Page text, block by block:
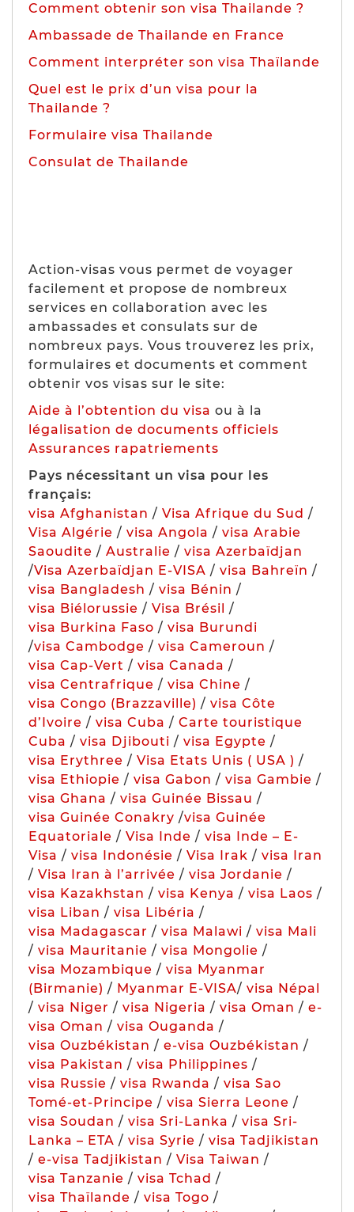
Comment obtenir son visa Thailande ?
Ambassade de Thailande en France
Comment interpréter son visa Thaïlande
Quel est le prix d’un visa pour la
Thailande ?
Formulaire visa Thailande
Consulat de Thailande
Action-visas vous permet de voyager
facilement et propose de nombreux
services en collaboration avec les
ambassades et consulats sur de
nombreux pays. Vous trouverez les prix,
formulaires et documents et comment
obtenir vos visas sur le site:
Aide à l’obtention du visa ou à la
légalisation de documents officiels
Assurances rapatriements
Pays nécessitant un visa pour les
français:
visa Afghanistan / Visa Afrique du Sud /
Visa Algérie / visa Angola / visa Arabie
Saoudite / Australie / visa Azerbaïdjan
/Visa Azerbaïdjan E-VISA / visa Bahreïn /
visa Bangladesh / visa Bénin /
visa Biélorussie / Visa Brésil /
visa Burkina Faso / visa Burundi
/visa Cambodge / visa Cameroun /
visa Cap-Vert / visa Canada /
visa Centrafrique / visa Chine /
visa Congo (Brazzaville) / visa Côte
d’Ivoire / visa Cuba / Carte touristique
Cuba / visa Djibouti / visa Egypte /
visa Erythree / Visa Etats Unis ( USA ) /
visa Ethiopie / visa Gabon / visa Gambie /
visa Ghana / visa Guinée Bissau /
visa Guinée Conakry /visa Guinée
Equatoriale / Visa Inde / visa Inde – E-
Visa / visa Indonésie / Visa Irak / visa Iran
/ Visa Iran à l’arrivée / visa Jordanie /
visa Kazakhstan / visa Kenya / visa Laos /
visa Liban / visa Libéria /
visa Madagascar / visa Malawi / visa Mali
/ visa Mauritanie / visa Mongolie /
visa Mozambique / visa Myanmar
(Birmanie) / Myanmar E-VISA/ visa Népal
/ visa Niger / visa Nigeria / visa Oman / e-
visa Oman / visa Ouganda /
visa Ouzbékistan / e-visa Ouzbékistan /
visa Pakistan / visa Philippines /
visa Russie / visa Rwanda / visa Sao
Tomé-et-Principe / visa Sierra Leone /
visa Soudan / visa Sri-Lanka / visa Sri-
Lanka – ETA / visa Syrie / visa Tadjikistan
/ e-visa Tadjikistan / Visa Taiwan /
visa Tanzanie / visa Tchad /
visa Thaïlande / visa Togo /